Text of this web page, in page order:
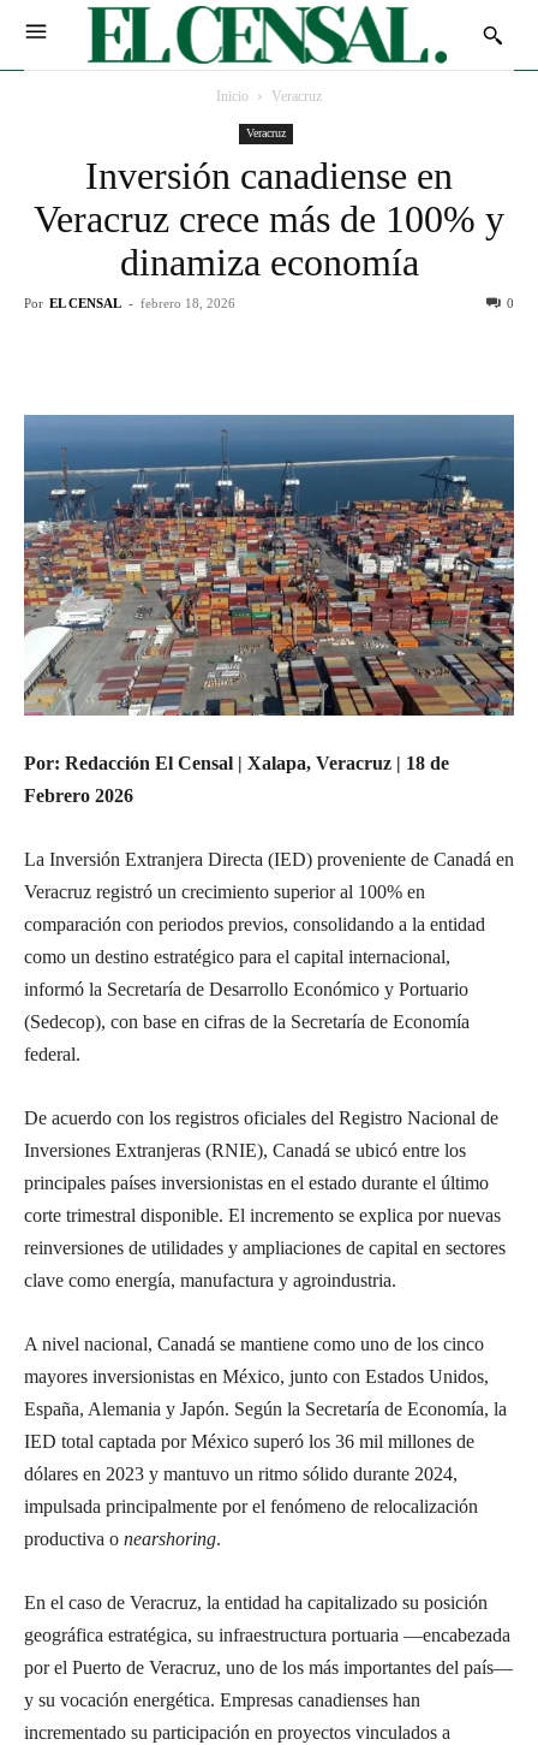
Inicio Veracruz
Veracruz
Inversión canadiense en
Veracruz crece más de 100% y
dinamiza economía
Por EL CENSAL - febrero 18, 2026 0
Por: Redacción El Censal | Xalapa, Veracruz | 18 de
Febrero 2026
La Inversión Extranjera Directa (IED) proveniente de Canadá en
Veracruz registró un crecimiento superior al 100% en
comparación con periodos previos, consolidando a la entidad
como un destino estratégico para el capital internacional,
informó la Secretaría de Desarrollo Económico y Portuario
(Sedecop), con base en cifras de la Secretaría de Economía
federal.
De acuerdo con los registros oficiales del Registro Nacional de
Inversiones Extranjeras (RNIE), Canadá se ubicó entre los
principales países inversionistas en el estado durante el último
corte trimestral disponible. El incremento se explica por nuevas
reinversiones de utilidades y ampliaciones de capital en sectores
clave como energía, manufactura y agroindustria.
A nivel nacional, Canadá se mantiene como uno de los cinco
mayores inversionistas en México, junto con Estados Unidos,
España, Alemania y Japón. Según la Secretaría de Economía, la
IED total captada por México superó los 36 mil millones de
dólares en 2023 y mantuvo un ritmo sólido durante 2024,
impulsada principalmente por el fenómeno de relocalización
productiva o nearshoring.
En el caso de Veracruz, la entidad ha capitalizado su posición
geográfica estratégica, su infraestructura portuaria —encabezada
por el Puerto de Veracruz, uno de los más importantes del país—
y su vocación energética. Empresas canadienses han
incrementado su participación en proyectos vinculados a